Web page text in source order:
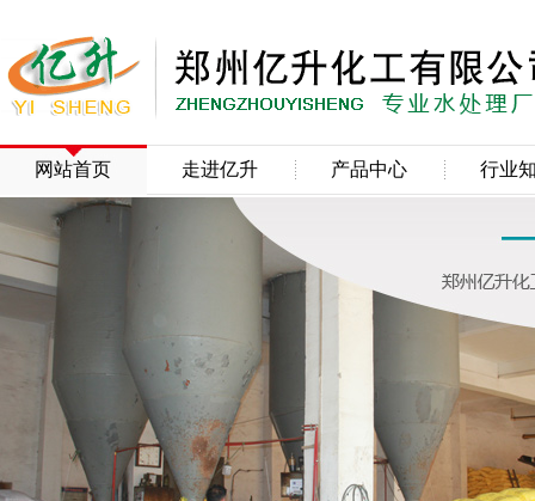
网站首页 走进亿升 产品中心 行业